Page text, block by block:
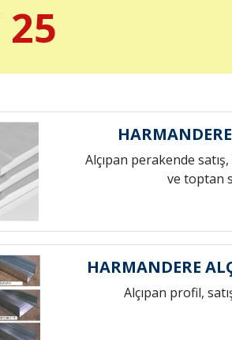
Alçıpan perakende
ve toptan
HARMANDERE
Alçıpan profil,